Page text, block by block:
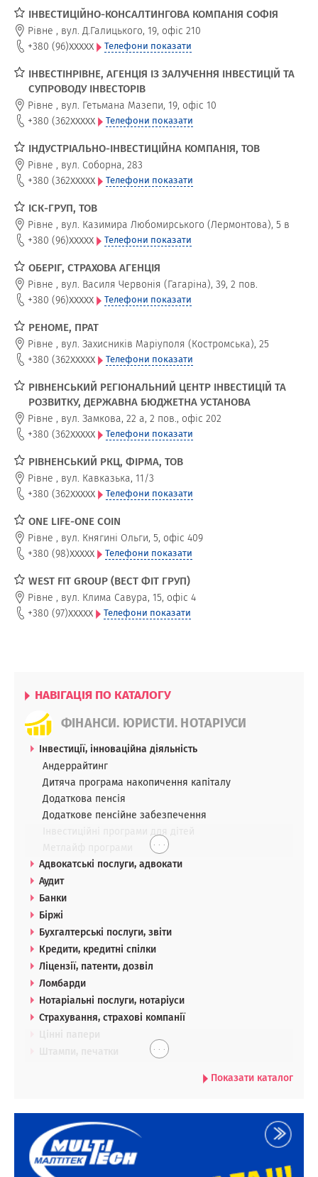
ІНВЕСТИЦІЙНО-КОНСАЛТИНГОВА КОМПАНІЯ СОФІЯ
Рівне , вул. Д.Галицького, 19, офіс 210
+380 (96)xxxxx Телефони показати
ІНВЕСТІНРІВНЕ, АГЕНЦІЯ ІЗ ЗАЛУЧЕННЯ ІНВЕСТИЦІЙ ТА
СУПРОВОДУ ІНВЕСТОРІВ
Рівне , вул. Гетьмана Мазепи, 19, офіс 10
+380 (362xxxxx Телефони показати
ІНДУСТРІАЛЬНО-ІНВЕСТИЦІЙНА КОМПАНІЯ, ТОВ
Рівне , вул. Соборна, 283
+380 (362xxxxx Телефони показати
ІСК-ГРУП, ТОВ
Рівне , вул. Казимира Любомирського (Лермонтова), 5 в
+380 (96)xxxxx Телефони показати
ОБЕРІГ, СТРАХОВА АГЕНЦІЯ
Рівне , вул. Василя Червонія (Гагаріна), 39, 2 пов.
+380 (96)xxxxx Телефони показати
РЕНОМЕ, ПРАТ
Рівне , вул. Захисників Маріуполя (Костромська), 25
+380 (362xxxxx Телефони показати
РІВНЕНСЬКИЙ РЕГІОНАЛЬНИЙ ЦЕНТР ІНВЕСТИЦІЙ ТА
РОЗВИТКУ, ДЕРЖАВНА БЮДЖЕТНА УСТАНОВА
Рівне , вул. Замкова, 22 а, 2 пов., офіс 202
+380 (362xxxxx Телефони показати
РІВНЕНСЬКИЙ РКЦ, ФІРМА, ТОВ
Рівне , вул. Кавказька, 11/3
+380 (362xxxxx Телефони показати
ONE LIFE-ONE COIN
Рівне , вул. Княгині Ольги, 5, офіс 409
+380 (98)xxxxx Телефони показати
WEST FIT GROUP (ВЕСТ ФІТ ГРУП)
Рівне , вул. Клима Савура, 15, офіс 4
+380 (97)xxxxx Телефони показати
НАВІГАЦІЯ ПО КАТАЛОГУ
ФІНАНСИ. ЮРИСТИ. НОТАРІУСИ
Інвестиції, інноваційна діяльність
Андеррайтинг
Дитяча програма накопичення капіталу
Додаткова пенсія
Додаткове пенсійне забезпечення
Інвестиційні програми для дітей
. . .
Адвокатські послуги, адвокати
Аудит
Банки
Біржі
Бухгалтерські послуги, звіти
Кредити, кредитні спілки
Ліцензії, патенти, дозвіл
Ломбарди
Нотаріальні послуги, нотаріуси
Страхування, страхові компанії
. . .
Показати каталог